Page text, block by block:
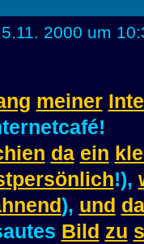
2000 um
meiner
da ein
!),
), und
Bild zu